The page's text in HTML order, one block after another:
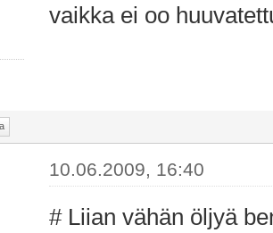
vaikka ei oo
10.06.2009, 16:40
# Liian vähän öljyä